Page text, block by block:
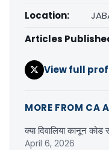
Location:
Articles
View full
MORE FROM CA
क्या दिवालिया कानून
April 6, 2026